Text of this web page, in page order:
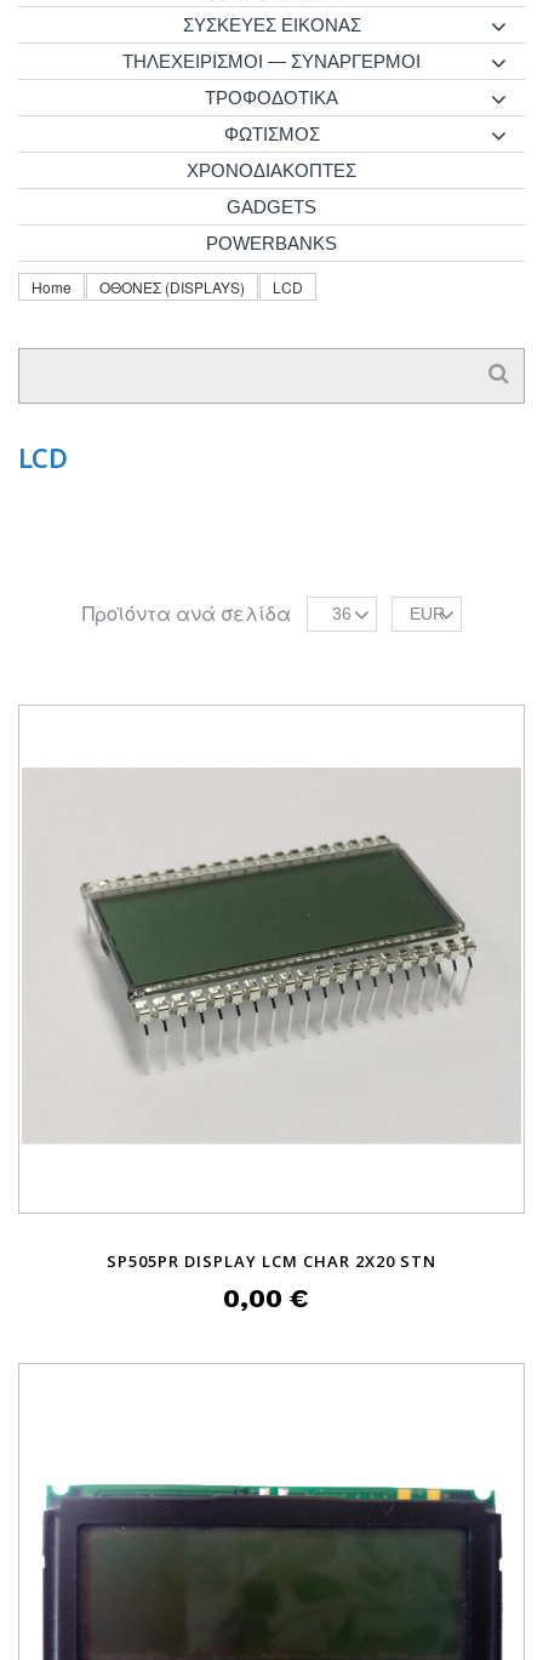
ΣΥΣΚΕΥΕΣ ΕΙΚΟΝΑΣ
ΤΗΛΕΧΕΙΡΙΣΜΟΙ — ΣΥΝΑΡΓΕΡΜΟΙ
ΤΡΟΦΟΔΟΤΙΚΑ
ΦΩΤΙΣΜΟΣ
ΧΡΟΝΟΔΙΑΚΟΠΤΕΣ
GADGETS
POWERBANKS
Home ΟΘΟΝΕΣ (DISPLAYS) LCD
LCD
Προϊόντα ανά σελίδα 36 EUR
SP505PR DISPLAY LCM CHAR 2X20 STN
0,00 €